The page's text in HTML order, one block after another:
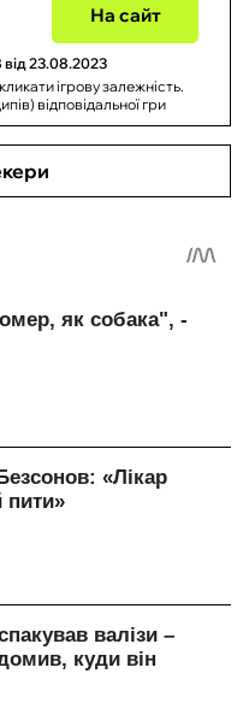
На сайт
23.08.2023
ігрову залежність.
відповідальної гри